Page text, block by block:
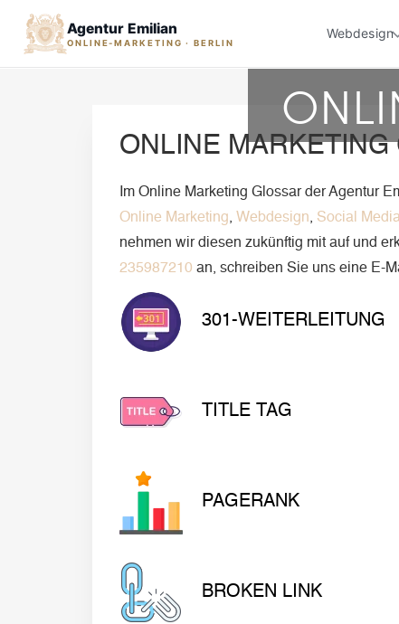
Agentur Emilian
ONLINE-MARKETING · BERLIN
Webdesign
ONLINE
Im Online Marketing Glossar der Agentur
Online Marketing, Webdesign, Social
nehmen wir diesen zukünftig mit auf und
235987210 an, schreiben Sie uns eine E-
301-WEITERLEITUNG
TITLE TAG
PAGERANK
BROKEN LINK